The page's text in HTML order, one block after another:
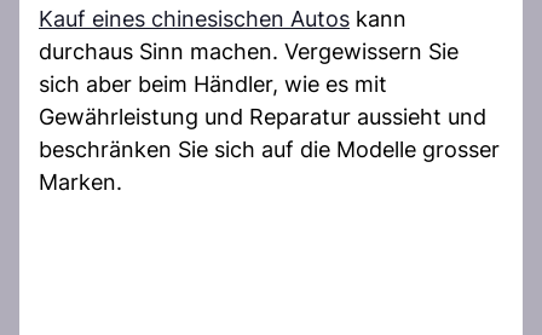
Kauf eines chinesischen Autos kann
durchaus Sinn machen. Vergewissern Sie
sich aber beim Händler, wie es mit
Gewährleistung und Reparatur aussieht und
beschränken Sie sich auf die Modelle grosser
Marken.